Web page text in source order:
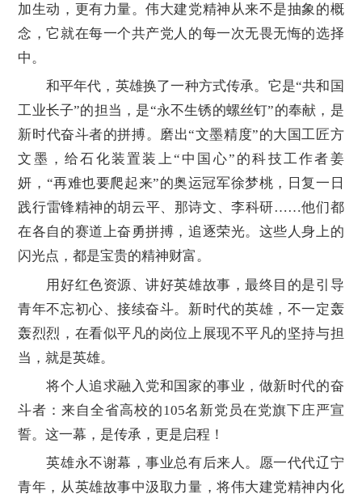
加生动，更有力量。伟大建党精神从来不是抽象的概
念，它就在每一个共产党人的每一次无畏无悔的选择
中。
和平年代，英雄换了一种方式传承。它是“共和国
工业长子”的担当，是“永不生锈的螺丝钉”的奉献，是
新时代奋斗者的拼搏。磨出“文墨精度”的大国工匠方
文墨，给石化装置装上“‌中国心‌”的科技工作者姜
妍，“再难也要爬起来”的奥运冠军徐梦桃，日复一日
践行雷锋精神的胡云平、那诗文、李科研……他们都
在各自的赛道上奋勇拼搏，追逐荣光。这些人身上的
闪光点，都是宝贵的精神财富。
用好红色资源、讲好英雄故事，最终目的是引导
青年不忘初心、接续奋斗。新时代的英雄，不一定轰
轰烈烈，在看似平凡的岗位上展现不平凡的坚持与担
当，就是英雄。
将个人追求融入党和国家的事业，做新时代的奋
斗者：来自全省高校的105名新党员在党旗下庄严宣
誓。这一幕，是传承，更是启程！
英雄永不谢幕，事业总有后来人。愿一代代辽宁
青年，从英雄故事中汲取力量，将伟大建党精神内化